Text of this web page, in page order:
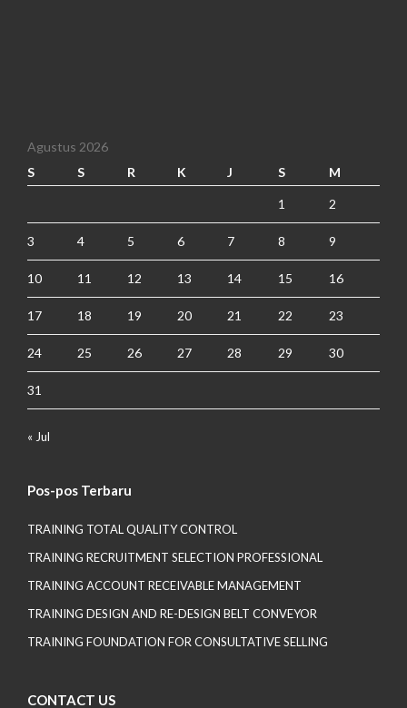
Agustus 2026
S
S R K J S M
1 2
3 4 5 6 7 8 9
10 11 12 13 14 15 16
17 18 19 20 21 22 23
24 25 26 27 28 29 30
31
« Jul
Pos-pos Terbaru
TRAINING TOTAL QUALITY CONTROL
TRAINING RECRUITMENT SELECTION PROFESSIONAL
TRAINING ACCOUNT RECEIVABLE MANAGEMENT
TRAINING DESIGN AND RE-DESIGN BELT CONVEYOR
TRAINING FOUNDATION FOR CONSULTATIVE SELLING
CONTACT US